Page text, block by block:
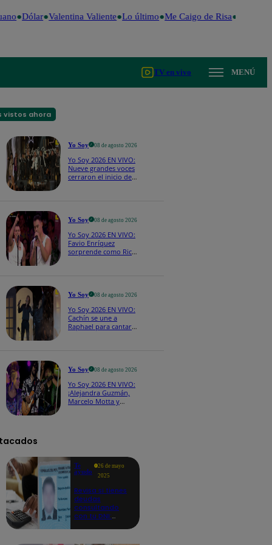
Dólar Valentina Valiente Lo último Me Caigo de Risa Perú
TV en vivo MENÚ
vistos ahora
Yo Soy 08 de agosto 2026
Yo Soy 2026 EN VIVO:
Nueve grandes voces
cerraron el inicio de
Yo Soy 08 de agosto 2026
Yo Soy 2026 EN VIVO:
Favio Enríquez
sorprende como Ricky
Yo Soy 08 de agosto 2026
Yo Soy 2026 EN VIVO:
Cachín se une a
Raphael para cantar
Yo Soy 08 de agosto 2026
Yo Soy 2026 EN VIVO:
¡Alejandra Guzmán,
Marcelo Motta y
Te
ayudo
26 de mayo
2025
Revisa si tienes
deudas
consultando
con tu DNI: